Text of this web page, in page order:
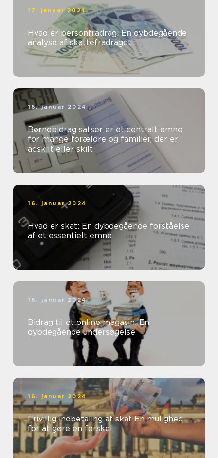
17. januar 2024
Hvad er personfradrag: En dybdegående
analyse af skattefradraget
16. januar 2024
Børnebidrag satser er et centralt emne
for mange forældre og familier, der er
adskilt eller skilt
16. januar 2024
Hvad er skat: En dybdegående forståelse
af et essentielt emne
16. januar 2024
Bidrag til et online magasin: En
dybdegående undersøgelse
16. januar 2024
Frivillig indbetaling af skat En mulighed
for at gøre en forskel